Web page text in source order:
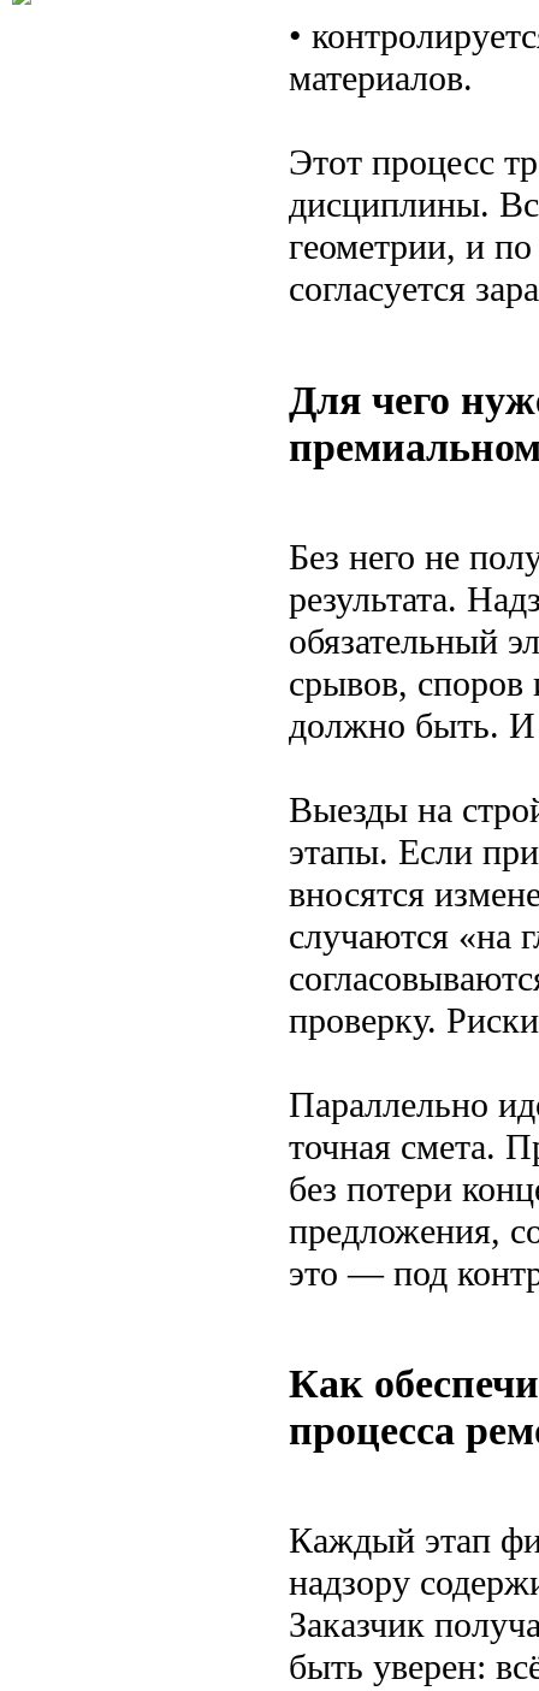
•
материалов.
Этот процесс
дисциплины.
геометрии, и
согласуется
Для чего
Без него не
результата.
обязательный
срывов, споров
должно быть. И
Выезды на
этапы. Если
вносятся
случаются «на
проверку.
Параллельно
точная смета.
без потери
предложения,
это — под
Как
процесса
Каждый этап
надзору
Заказчик
быть уверен: